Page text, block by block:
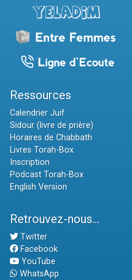
Ressources
Calendrier Juif
Sidour (livre de prière)
Horaires de Chabbath
Livres Torah-Box
Inscription
Podcast Torah-Box
English Version
Retrouvez-nous...
Twitter
Facebook
YouTube
WhatsApp